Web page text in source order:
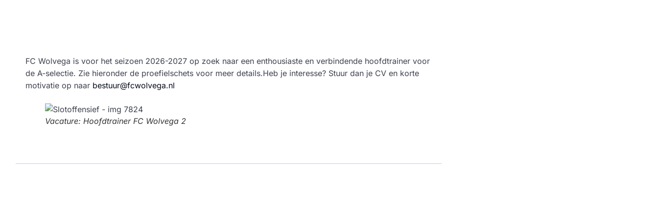
FC Wolvega is voor het seizoen 2026-2027 op zoek naar een enthousiaste en verbindende hoofdtrainer voor
de A-selectie. Zie hieronder de proefielschets voor meer details.Heb je interesse? Stuur dan je CV en korte
motivatie op naar bestuur@fcwolvega.nl
Vacature: Hoofdtrainer FC Wolvega 2